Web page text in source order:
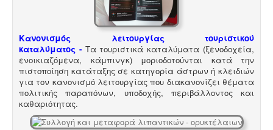
Μελέτη πισίνας / κολυμβητικής
Οι πισίνες είναι χημικές εγκαταστάσεις
επεξεργασίας νερού σύμφωνα με το προεδρικό
διάταγμα ΠΔ 274/97. Για την λειτουργία της πισίνας
απαιτείται υγειονολογική - χημικοτεχνική μελέτη και
κανονισμός λειτουργίας - ασφαλείας. Η άδεια
λειτουργίας εκδίδεται με διαδικασίες γνωστοποίησης.
Κανονισμός λειτουργίας τουριστικού
καταλύματος - Τα τουριστικά καταλύματα (ξενοδοχεία,
ενοικιαζόμενα, κάμπινγκ) μοριοδοτούνται κατά την
πιστοποίηση κατάταξης σε κατηγορία άστρων ή κλειδιών
για τον κανονισμό λειτουργίας που διακανονίζει θέματα
πολιτικής παραπόνων, υποδοχής, περιβάλλοντος και
καθαριότητας.